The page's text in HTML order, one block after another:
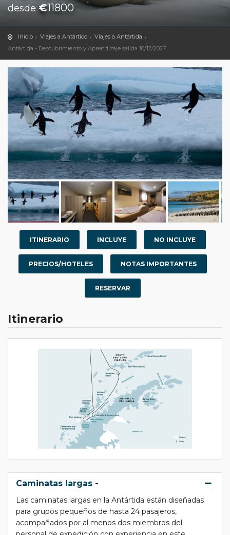
desde€11800
Inicio Viajes a Antártico
Viajes a Antártida
Antártida - Descubrimiento y Aprendizaje salida 10/12/2027
ITINERARIO INCLUYE NO INCLUYE
PRECIOS/HOTELES NOTAS IMPORTANTES
RESERVAR
Itinerario
Caminatas largas -
Las caminatas largas en la Antártida están diseñadas
para grupos pequeños de hasta 24 pasajeros,
acompañados por al menos dos miembros del